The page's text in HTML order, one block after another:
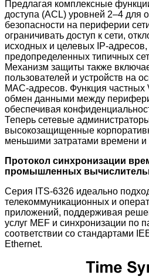
Предлагая комплексные
доступа (ACL) уровней 2–4 для
безопасности на периферии
ограничивать доступ к сети,
исходных и целевых IP-
предопределенных типичных
Механизм защиты также
пользователей и устройств на
MAC-адресов. Функция
обмен данными между
обеспечивая
Теперь сетевые
высокозащищенные
меньшими затратами времени
Протокол синхронизации
промышленных
Серия ITS-6326 идеально
телекоммуникационных и
приложений, поддерживая
услуг MEF и синхронизации по
соответствии со стандартами
Ethernet.